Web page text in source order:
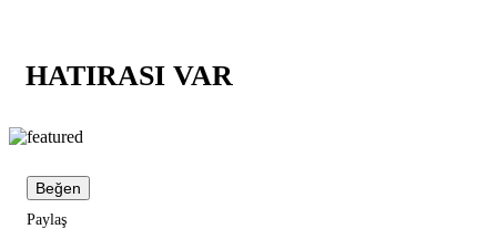
HATIRASI VAR
Beğen
Paylaş